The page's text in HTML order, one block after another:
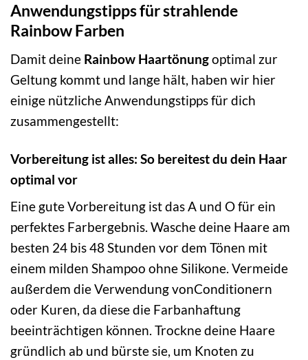
Anwendungstipps für strahlende
Rainbow Farben
Damit deine Rainbow Haartönungoptimal zur
Geltung kommt und lange hält, haben wir hier
einige nützliche Anwendungstipps für dich
zusammengestellt:
Vorbereitung ist alles: So bereitest du dein Haar
optimal vor
Eine gute Vorbereitung ist das A und O für ein
perfektes Farbergebnis. Wasche deine Haare am
besten 24 bis 48 Stunden vor dem Tönen mit
einem milden Shampoo ohne Silikone. Vermeide
außerdem die Verwendung vonConditionern
oder Kuren, da diese die Farbanhaftung
beeinträchtigen können. Trockne deine Haare
gründlich ab und bürste sie, um Knoten zu